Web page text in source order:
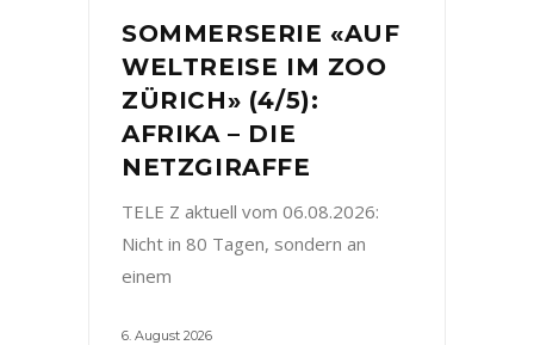
SOMMERSERIE «AUF
WELTREISE IM ZOO
ZÜRICH» (4/5):
AFRIKA – DIE
NETZGIRAFFE
TELE Z aktuell vom 06.08.2026:
Nicht in 80 Tagen, sondern an
einem
6. August 2026